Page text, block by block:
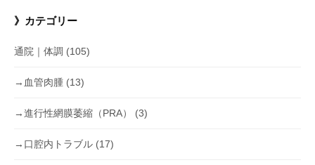
ー
送
り
》カテゴリー
通院｜体調 (105)
→血管肉腫 (13)
→進行性網膜萎縮（PRA） (3)
→口腔内トラブル (17)